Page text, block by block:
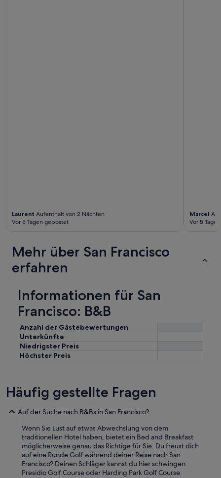
Laurent Aufenthalt von 2 Nächten
Vor 5 Tagen gepostet
Marcel
Vor 5
Mehr über San Francisco
erfahren
Informationen für San
Francisco: B&B
Anzahl der Gästebewertungen
Unterkünfte
Niedrigster Preis
Höchster Preis
Häufig gestellte Fragen
Auf der Suche nach B&Bs in San Francisco?
Wenn Sie Lust auf etwas Abwechslung von dem
traditionellen Hotel haben, bietet ein Bed and Breakfast
möglicherweise genau das Richtige für Sie. Du freust dich
auf eine Runde Golf während deiner Reise nach San
Francisco? Deinen Schläger kannst du hier schwingen:
Presidio Golf Course oder Harding Park Golf Course.